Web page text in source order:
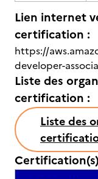
Lien internet
certification :
https://
developer-
Liste des
certification :
Liste des